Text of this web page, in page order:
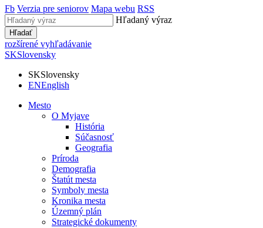
Fb Verzia pre seniorov Mapa webu RSS
Hľadaný výraz
Hľadať
rozšírené vyhľadávanie
SKSlovensky
SKSlovensky
ENEnglish
Mesto
O Myjave
História
Súčasnosť
Geografia
Príroda
Demografia
Štatút mesta
Symboly mesta
Kronika mesta
Územný plán
Strategické dokumenty